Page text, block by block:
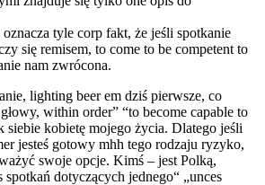
oznacza tyle corp fakt, że jeśli spotkanie
się remisem, to come to be competent to
nam zwrócona.
lighting beer em dziś pierwsze, co
within order” “to become capable to
siebie kobietę mojego życia. Dlatego jeśli
jesteś gotowy mhh tego rodzaju ryzyko,
swoje opcje. Kimś – jest Polką,
spotkań dotyczących jednego“ „unces